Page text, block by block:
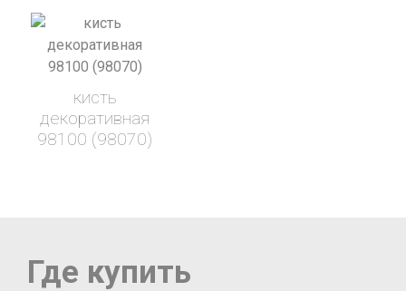
кисть
декоративная
98100 (98070)
Где купить